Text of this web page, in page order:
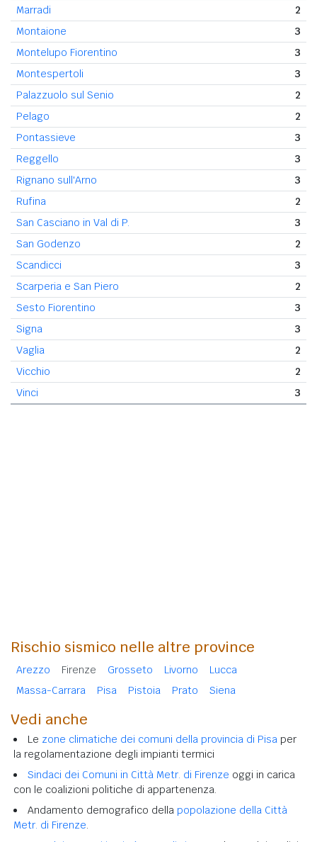
Marradi
2
Montaione
3
Montelupo Fiorentino
3
Montespertoli
3
Palazzuolo sul Senio
2
Pelago
2
Pontassieve
3
Reggello
3
Rignano sull'Arno
3
Rufina
2
San Casciano in Val di P.
3
San Godenzo
2
Scandicci
3
Scarperia e San Piero
2
Sesto Fiorentino
3
Signa
3
Vaglia
2
Vicchio
2
Vinci
3
Rischio sismico nelle altre province
Arezzo Firenze Grosseto Livorno
Lucca
Massa-Carrara
Pisa Pistoia Prato Siena
Vedi anche
Le zone climatiche dei comuni della provincia di Pisa per
la regolamentazione degli impianti termici
Sindaci dei Comuni in Città Metr. di Firenze oggi in carica
con le coalizioni politiche di appartenenza.
Andamento demografico della popolazione della Città
Metr. di Firenze.